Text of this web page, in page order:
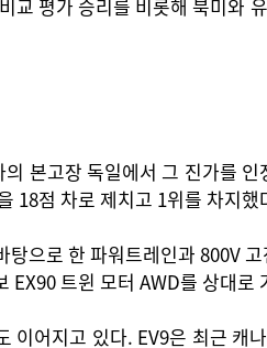
교 평가 승리를 비롯해 북미와
본고장 독일에서 그 진가를
18점 차로 제치고 1위를 차지했
탕으로 한 파워트레인과 800V
EX90 트윈 모터 AWD를 상대
이어지고 있다. EV9은 최근 캐